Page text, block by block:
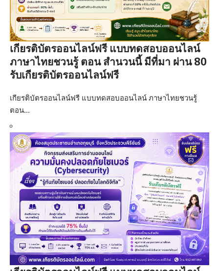
เกียรติบัตรออนไลน์ฟรี แบบทดสอบออนไลน์
ภาษาไทยชวนรู้ ตอน สำนวนนี้ มีที่มา ผ่าน 80
รับเกียรติบัตรออนไลน์ฟรี
เกียรติบัตรออนไลน์ฟรี แบบทดสอบออนไลน์ ภาษาไทยชวนรู้
ตอน…